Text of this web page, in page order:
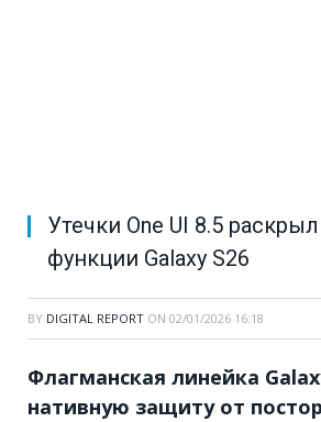
Утечки One UI 8.5
функции Galaxy S26
BY DIGITAL REPORT ON 02/01/2026 16:18
Флагманская линейка
нативную защиту от